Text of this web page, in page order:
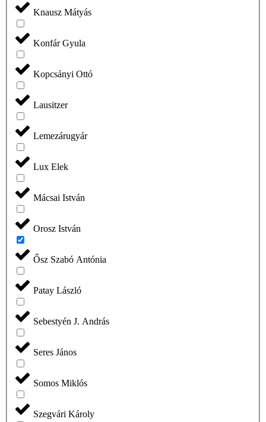
Knausz Mátyás
Konfár Gyula
Kopcsányi Ottó
Lausitzer
Lemezárugyár
Lux Elek
Mácsai István
Orosz István
Ősz Szabó Antónia
Patay László
Sebestyén J. András
Seres János
Somos Miklós
Szegvári Károly